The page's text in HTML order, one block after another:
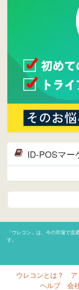
ら。
ウ
ID-POSマー
「ウレコン」は、今の市場で
す。
ウレコンとは？
ヘルプ
会